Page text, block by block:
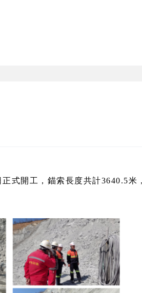
式開工，錨索長度共計3640.5米